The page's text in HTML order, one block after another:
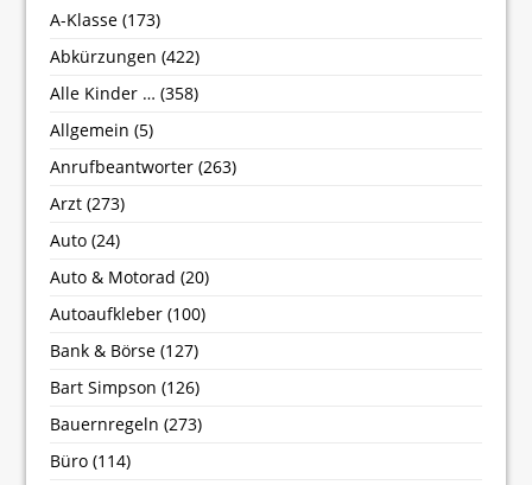
A-Klasse (173)
Abkürzungen (422)
Alle Kinder … (358)
Allgemein (5)
Anrufbeantworter (263)
Arzt (273)
Auto (24)
Auto & Motorad (20)
Autoaufkleber (100)
Bank & Börse (127)
Bart Simpson (126)
Bauernregeln (273)
Büro (114)